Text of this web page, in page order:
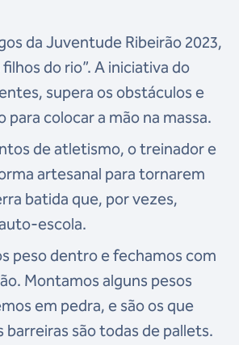
da Juventude Ribeirão 2023,
do rio”. A iniciativa do
supera os obstáculos e
colocar a mão na massa.
de atletismo, o treinador e
artesanal para tornarem
batida que, por vezes,
escola.
peso dentro e fechamos com
Montamos alguns pesos
em pedra, e são os que
barreiras são todas de pallets.